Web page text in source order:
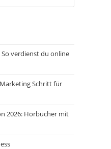
Escape
verdienst du online
Schritt für
2026: Hörbücher mit